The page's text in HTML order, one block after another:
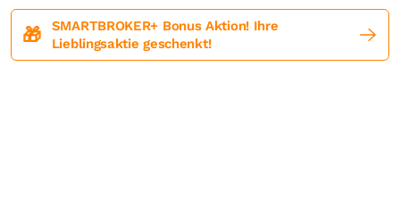
🎁
SMARTBROKER+ Bonus Aktion! Ihre
Lieblingsaktie geschenkt!